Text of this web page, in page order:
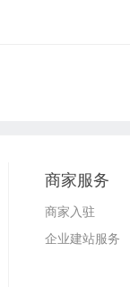
商家服务
商家入驻
企业建站服务